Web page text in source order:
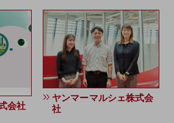
コモ MAX ドコモ mini ドコモBiz かけ放題
会社
ヤンマーマルシェ株式会
社